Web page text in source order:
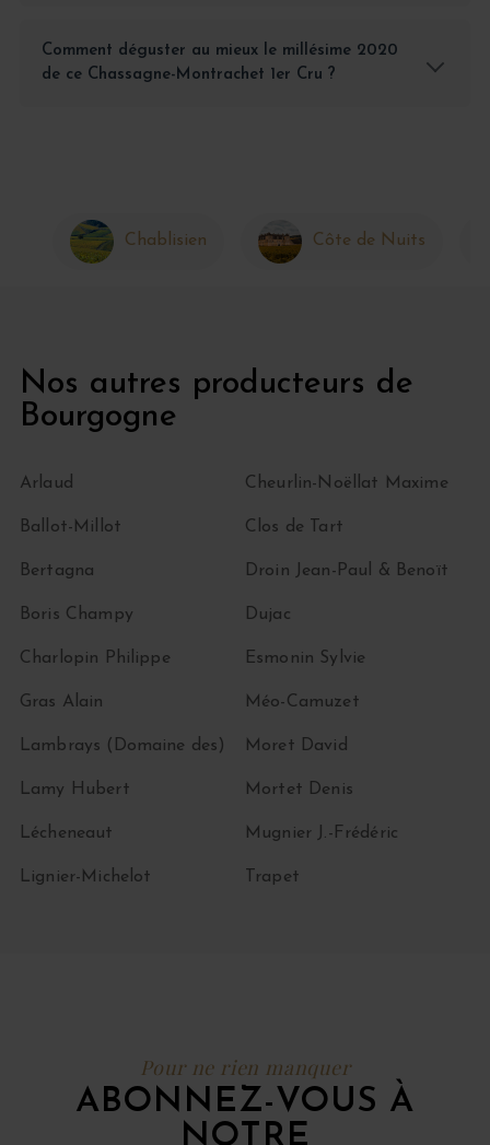
Comment déguster au mieux le millésime 2020
de ce Chassagne-Montrachet 1er Cru ?
Chablisien Côte de Nuits
Nos autres producteurs de
Bourgogne
Arlaud
Ballot-Millot
Bertagna
Boris Champy
Charlopin Philippe
Cheurlin-Noëllat Maxime
Clos de Tart
Droin Jean-Paul & Benoït
Dujac
Esmonin Sylvie
Gras Alain
Lambrays (Domaine des)
Lamy Hubert
Lécheneaut
Lignier-Michelot
Méo-Camuzet
Moret David
Mortet Denis
Mugnier J.-Frédéric
Trapet
Pour ne rien manquer
ABONNEZ-VOUS À
NOTRE